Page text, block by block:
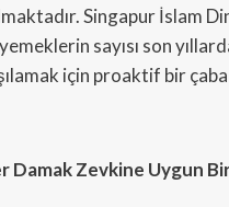
Singapur İslam
sayısı son
için proaktif bir
Damak Zevkine Uygun